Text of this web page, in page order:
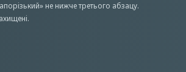
не нижче третього абзацу.